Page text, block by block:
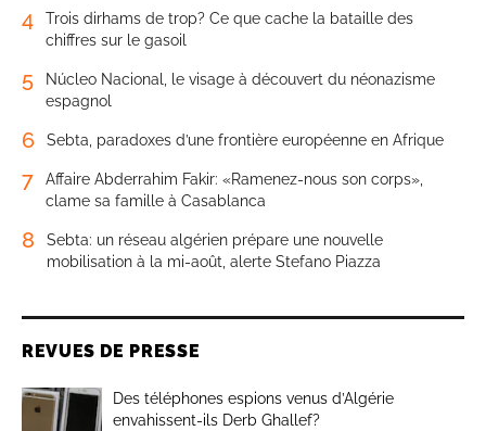
4
Trois dirhams de trop? Ce que cache la bataille des
chiffres sur le gasoil
5
Núcleo Nacional, le visage à découvert du néonazisme
espagnol
6 Sebta, paradoxes d’une frontière européenne en Afrique
7
Affaire Abderrahim Fakir: «Ramenez-nous son corps»,
clame sa famille à Casablanca
8
Sebta: un réseau algérien prépare une nouvelle
mobilisation à la mi-août, alerte Stefano Piazza
REVUES DE PRESSE
Des téléphones espions venus d’Algérie
envahissent-ils Derb Ghallef?